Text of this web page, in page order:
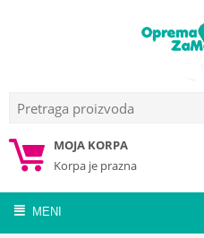
MOJA KORPA
Korpa je prazna
MENI